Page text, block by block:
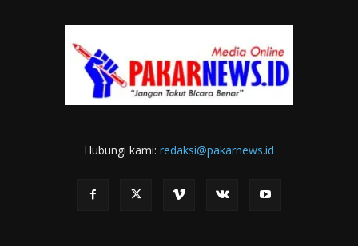
Hubungi kami: redaksi@pakarnews.id